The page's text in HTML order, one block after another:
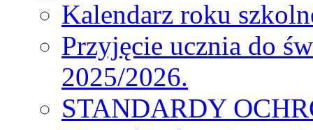
Kalendarz roku
Przyjęcie ucznia do
2025/2026.
STANDARDY